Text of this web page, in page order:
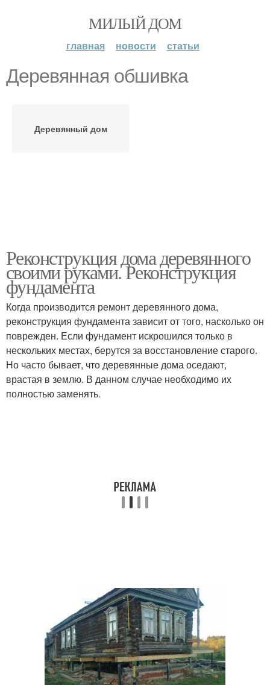
МИЛЫЙ ДОМ
главная новости статьи
Деревянная обшивка
Деревянный дом
Реконструкция дома деревянного
своими руками. Реконструкция
фундамента
Когда производится ремонт деревянного дома,
реконструкция фундамента зависит от того, насколько он
поврежден. Если фундамент искрошился только в
нескольких местах, берутся за восстановление старого.
Но часто бывает, что деревянные дома оседают,
врастая в землю. В данном случае необходимо их
полностью заменять.